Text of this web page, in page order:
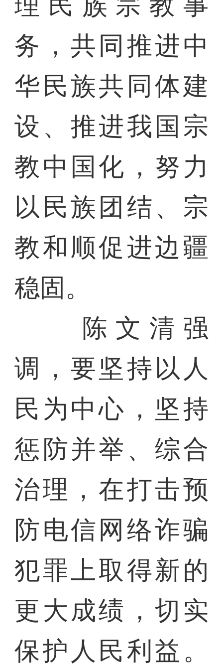
务，共同推进中
华民族共同体建
设、推进我国宗
教中国化，努力
以民族团结、宗
教和顺促进边疆
稳固。
陈文清强
调，要坚持以人
民为中心，坚持
惩防并举、综合
治理，在打击预
防电信网络诈骗
犯罪上取得新的
更大成绩，切实
保护人民利益。